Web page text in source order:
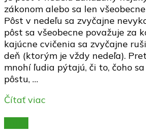
zákonom alebo sa len
Pôst v nedeľu sa zvyčajne
pôst sa všeobecne považuje za
kajúcne cvičenia sa zvyčajne
deň (ktorým je vždy nedeľa).
mnohí ľudia pýtajú, či to, čoho
pôstu, …
Čítať viac